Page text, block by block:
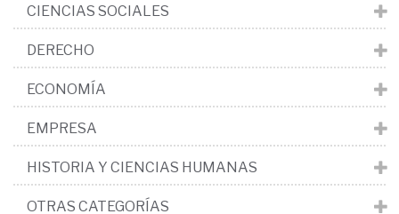
CIENCIAS SOCIALES
DERECHO
ECONOMÍA
EMPRESA
HISTORIA Y CIENCIAS HUMANAS
OTRAS CATEGORÍAS